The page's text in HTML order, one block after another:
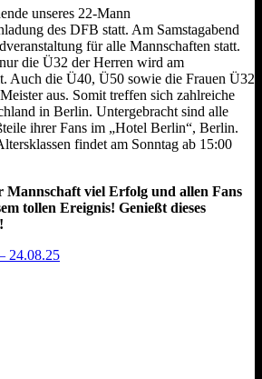
unseres 22-Mann
des DFB statt. Am Samstagabend
für alle Mannschaften statt.
die Ü32 der Herren wird am
Auch die Ü40, Ü50 sowie die Frauen Ü32
aus. Somit treffen sich zahlreiche
in Berlin. Untergebracht sind alle
ihrer Fans im „Hotel Berlin“, Berlin.
findet am Sonntag ab 15:00
Mannschaft viel Erfolg und allen Fans
tollen Ereignis! Genießt dieses
24.08.25